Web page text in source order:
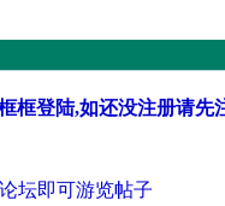
框登陆,如还没注册请先
坛即可游览帖子